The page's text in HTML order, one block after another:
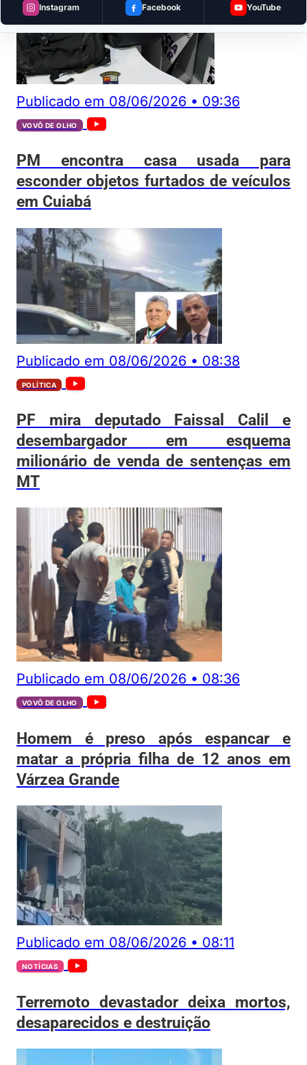
Instagram Facebook YouTube
Publicado em 08/06/2026 • 09:36
VOVÔ DE OLHO
PM encontra casa usada para
esconder objetos furtados de veículos
em Cuiabá
Publicado em 08/06/2026 • 08:38
POLÍTICA
PF mira deputado Faissal Calil e
desembargador em esquema
milionário de venda de sentenças em
MT
Publicado em 08/06/2026 • 08:36
VOVÔ DE OLHO
Homem é preso após espancar e
matar a própria filha de 12 anos em
Várzea Grande
Publicado em 08/06/2026 • 08:11
NOTÍCIAS
Terremoto devastador deixa mortos,
desaparecidos e destruição